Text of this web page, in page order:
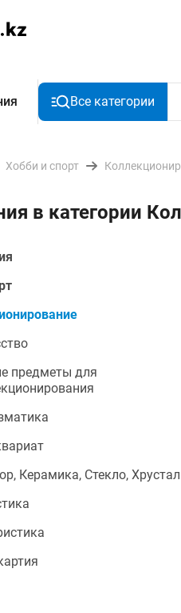
Все категории
Хобби и спорт
в категории
предметы для
Керамика, Стекло,